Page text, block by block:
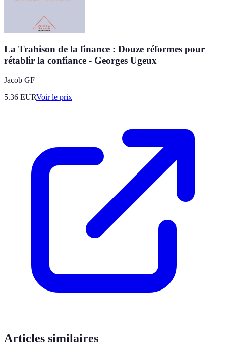
La Trahison de la finance : Douze réformes pour
rétablir la confiance - Georges Ugeux
Jacob GF
5.36 EURVoir le prix
Articles similaires